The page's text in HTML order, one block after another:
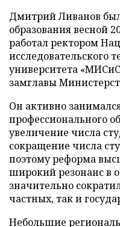
Дмитрий Ливанов
образования весной
работал ректором
исследовательского
университета
замглавы
Он активно
профессионального
увеличение числа
сокращение числа
поэтому реформа
широкий резонанс в
значительно
частных, так и
Небольшие